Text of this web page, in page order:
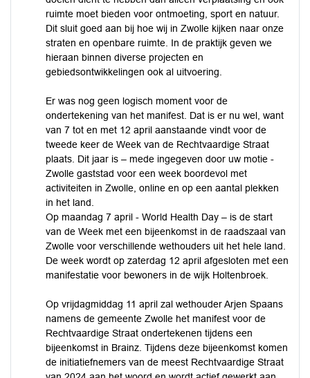
ruimte moet bieden voor ontmoeting, sport en natuur.
Dit sluit goed aan bij hoe wij in Zwolle kijken naar onze
straten en openbare ruimte. In de praktijk geven we
hieraan binnen diverse projecten en
gebiedsontwikkelingen ook al uitvoering.
Er was nog geen logisch moment voor de
ondertekening van het manifest. Dat is er nu wel, want
van 7 tot en met 12 april aanstaande vindt voor de
tweede keer de Week van de Rechtvaardige Straat
plaats. Dit jaar is – mede ingegeven door uw motie -
Zwolle gaststad voor een week boordevol met
activiteiten in Zwolle, online en op een aantal plekken
in het land.
Op maandag 7 april - World Health Day – is de start
van de Week met een bijeenkomst in de raadszaal van
Zwolle voor verschillende wethouders uit het hele land.
De week wordt op zaterdag 12 april afgesloten met een
manifestatie voor bewoners in de wijk Holtenbroek.
Op vrijdagmiddag 11 april zal wethouder Arjen Spaans
namens de gemeente Zwolle het manifest voor de
Rechtvaardige Straat ondertekenen tijdens een
bijeenkomst in Brainz. Tijdens deze bijeenkomst komen
de initiatiefnemers van de meest Rechtvaardige Straat